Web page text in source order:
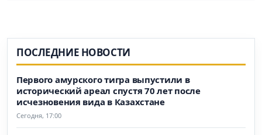
ПОСЛЕДНИЕ НОВОСТИ
Первого амурского тигра выпустили в
исторический ареал спустя 70 лет после
исчезновения вида в Казахстане
Сегодня, 17:00